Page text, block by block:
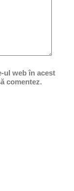
ul web în acest
comentez.